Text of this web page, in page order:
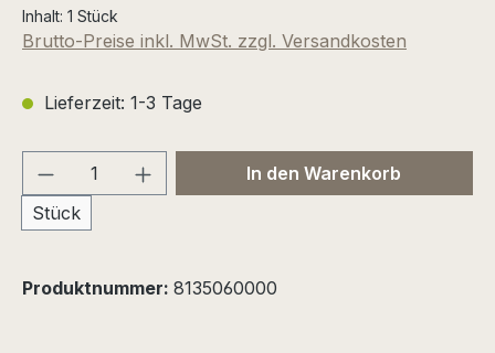
Inhalt: 1 Stück
Brutto-Preise inkl. MwSt. zzgl. Versandkosten
Lieferzeit: 1-3 Tage
Produkt Anzahl: Gib den
Stück
In den Warenkorb
Produktnummer: 8135060000